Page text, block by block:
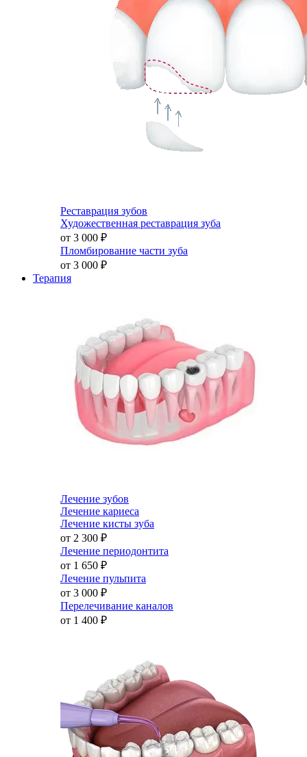
Реставрация зубов
Художественная реставрация зуба
от 3 000 ₽
Пломбирование части зуба
от 3 000 ₽
Терапия
Лечение зубов
Лечение кариеса
Лечение кисты зуба
от 2 300 ₽
Лечение периодонтита
от 1 650 ₽
Лечение пульпита
от 3 000 ₽
Перелечивание каналов
от 1 400 ₽